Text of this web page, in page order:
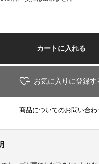
カートに入れる
お気に入りに登録す
商品についてのお問い合わ